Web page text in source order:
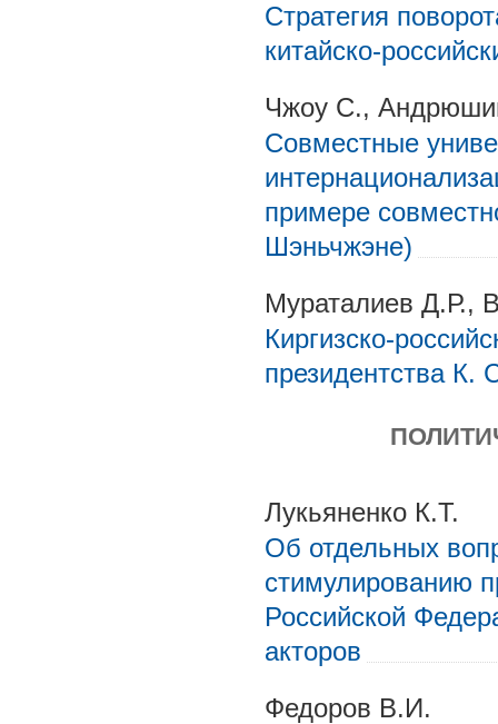
Стратегия
китайско-
Чжоу С.,
Совместные
примере
Шэньчжэне)
Мураталиев Д.Р.,
Киргизско-
президентства К.
Лукьяненко К.Т.
Об отдельных
стимулированию
Российской
акторов
Федоров В.И.